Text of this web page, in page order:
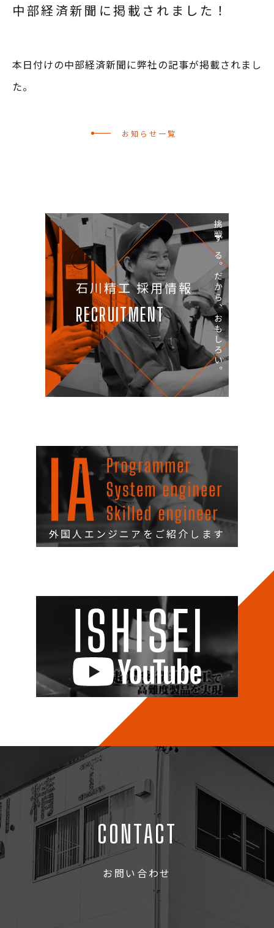
中部経済新聞に掲載されました！
本日付けの中部経済新聞に弊社の記事が掲載されまし
た。
お知らせ一覧
石川精工 採用情報
RECRUITMENT 挑戦する。だから、おもしろい。
外国人エンジニアをご紹介します
CONTACT
お問い合わせ